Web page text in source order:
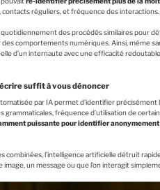
contacts réguliers, et fréquence des interactions.
des procédés similaires pour
comportements numériques. Ainsi, même
d’un internaute avec une efficacité redoutable.
suffit à vous dénoncer
par IA permet d’identifier précisément
grammaticales, fréquence d’utilisation de
puissante pour identifier anonymement
combinées, l’intelligence artificielle détruit
image, un message ou que l’on interagit